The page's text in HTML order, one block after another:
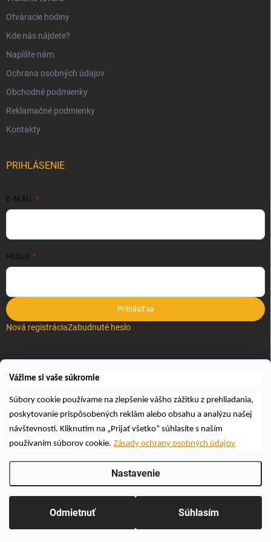
Vážime si vaše súkromie
Súbory cookie používame na zlepšenie vášho zážitku z prehliadania,
poskytovanie prispôsobených reklám alebo obsahu a analýzu našej
návštevnosti. Kliknutím na „Prijať všetko“ súhlasíte s naším
používaním súborov cookie. Zásady ochrany osobných údajov
Nastavenie
Odmietnuť Súhlasím
Otváracie hodiny
Kde nás nájdete?
Napíšte nám
Ochrana osobných údajov
Obchodné podmienky
Reklamačné podmienky
Kontakty
PRIHLÁSENIE
E-MAIL
HESLO
Prihlásiť sa
Nová registráciaZabudnuté heslo
Hľadať
Vytvoril Shoptet
Copyright 2026Včelárske a poľovnícke potreby AUTOSPOL O.K., s.r.o..
Všetky práva vyhradené.
Upraviť nastavenie cookies